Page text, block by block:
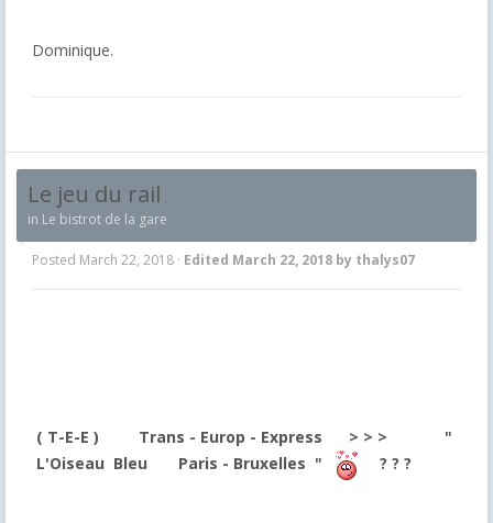
Dominique.
Le jeu du rail
in Le bistrot de la gare
Posted March 22, 2018 · Edited March 22, 2018 by thalys07
( T-E-E ) Trans - Europ - Express
> > > "
L'Oiseau Bleu Paris - Bruxelles "
? ? ?